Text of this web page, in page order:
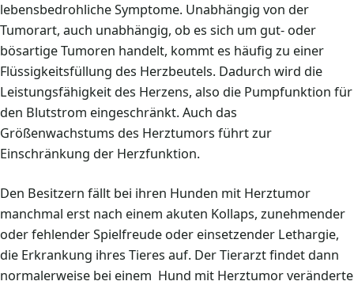
lebensbedrohliche Symptome. Unabhängig von der
Tumorart, auch unabhängig, ob es sich um gut- oder
bösartige Tumoren handelt, kommt es häufig zu einer
Flüssigkeitsfüllung des Herzbeutels. Dadurch wird die
Leistungsfähigkeit des Herzens, also die Pumpfunktion für
den Blutstrom eingeschränkt. Auch das
Größenwachstums des Herztumors führt zur
Einschränkung der Herzfunktion.
Den Besitzern fällt bei ihren Hunden mit Herztumor
manchmal erst nach einem akuten Kollaps, zunehmender
oder fehlender Spielfreude oder einsetzender Lethargie,
die Erkrankung ihres Tieres auf. Der Tierarzt findet dann
normalerweise bei einem Hund mit Herztumor veränderte